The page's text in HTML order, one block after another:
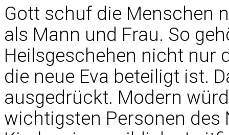
Gott schuf die Menschen
als Mann und Frau. So
Heilsgeschehen nicht nur
die neue Eva beteiligt ist.
ausgedrückt. Modern
wichtigsten Personen des